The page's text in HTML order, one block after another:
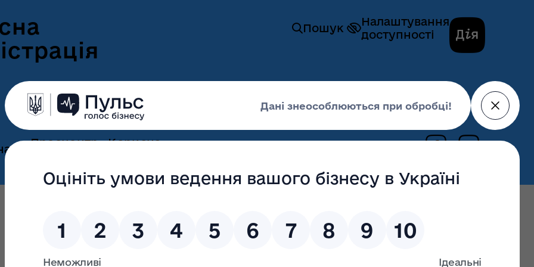
Пошук
Налаштування
доступності
Пресцентр
Оголошення
Фотогалерея
Відеогалерея
Корисна
Інформація для
е-Ветеран
Інформація для
ВПО
Подати е-
12 червня 2018,